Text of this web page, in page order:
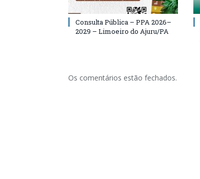
Consulta Pública – PPA 2026–
2029 – Limoeiro do Ajuru/PA
Os comentários estão fechados.